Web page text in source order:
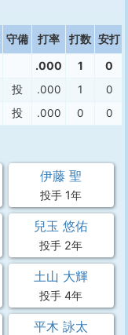
守備 打率 打数 安打
.000 1 0
投 .000 1 0
投 .000 0 0
伊藤 聖
投手 1年
兒玉 悠佑
投手 2年
土山 大輝
投手 4年
平木 詠太